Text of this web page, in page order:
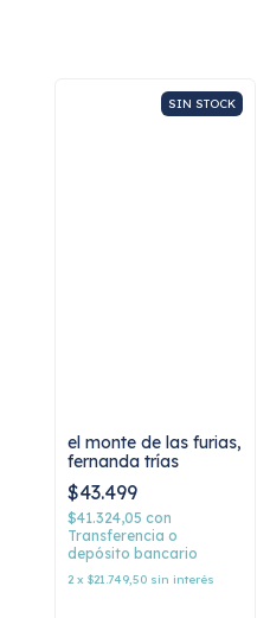
SIN STOCK
el monte de las furias,
fernanda trías
$43.499
$41.324,05 con
Transferencia o
depósito bancario
2 x $21.749,50 sin interés